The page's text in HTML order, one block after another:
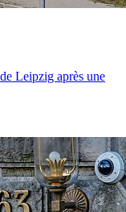
Leipzig après une